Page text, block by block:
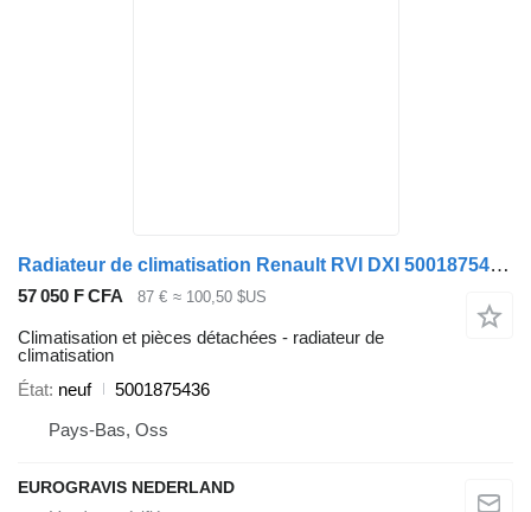
Radiateur de climatisation Renault RVI DXI 5001875436 pour tracteur routier Renault PREMIUM / MAGNUM
57 050 F CFA 87 € ≈ 100,50 $US
Climatisation et pièces détachées - radiateur de
climatisation
État neuf
5001875436
Pays-Bas, Oss
EUROGRAVIS NEDERLAND